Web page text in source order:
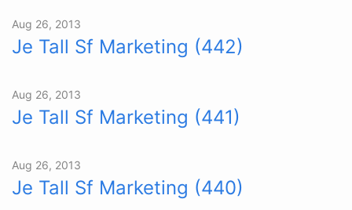
Aug 26, 2013
Je Tall Sf Marketing (442)
Aug 26, 2013
Je Tall Sf Marketing (441)
Aug 26, 2013
Je Tall Sf Marketing (440)